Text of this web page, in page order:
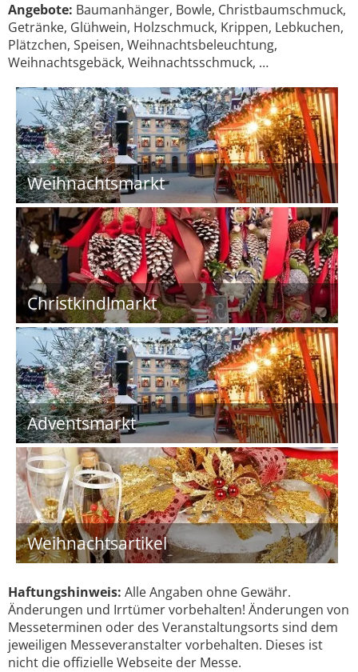
Angebote: Baumanhänger, Bowle, Christbaumschmuck,
Getränke, Glühwein, Holzschmuck, Krippen, Lebkuchen,
Plätzchen, Speisen, Weihnachtsbeleuchtung,
Weihnachtsgebäck, Weihnachtsschmuck, …
Weihnachtsmarkt
Christkindlmarkt
Adventsmarkt
Weihnachtsartikel
Haftungshinweis: Alle Angaben ohne Gewähr.
Änderungen und Irrtümer vorbehalten! Änderungen von
Messeterminen oder des Veranstaltungsorts sind dem
jeweiligen Messeveranstalter vorbehalten. Dieses ist
nicht die offizielle Webseite der Messe.